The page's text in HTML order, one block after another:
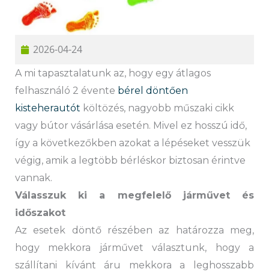
2026-04-24
A mi tapasztalatunk az, hogy egy átlagos
felhasználó 2 évente bérel döntően
kisteherautót költözés, nagyobb műszaki cikk
vagy bútor vásárlása esetén. Mivel ez hosszú idő,
így a következőkben azokat a lépéseket vesszük
végig, amik a legtöbb bérléskor biztosan érintve
vannak.
Válasszuk ki a megfelelő járművet és
időszakot
Az esetek döntő részében az határozza meg,
hogy mekkora járművet választunk, hogy a
szállítani kívánt áru mekkora a leghosszabb